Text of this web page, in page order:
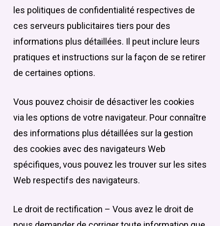
les politiques de confidentialité respectives de
ces serveurs publicitaires tiers pour des
informations plus détaillées. Il peut inclure leurs
pratiques et instructions sur la façon de se retirer
de certaines options.
Vous pouvez choisir de désactiver les cookies
via les options de votre navigateur. Pour connaître
des informations plus détaillées sur la gestion
des cookies avec des navigateurs Web
spécifiques, vous pouvez les trouver sur les sites
Web respectifs des navigateurs.
Le droit de rectification – Vous avez le droit de